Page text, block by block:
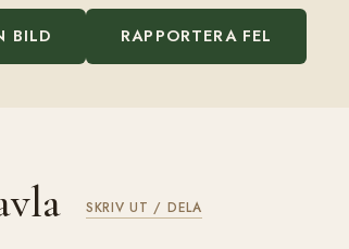
BILD RAPPORTERA FEL
SKRIV UT / DELA